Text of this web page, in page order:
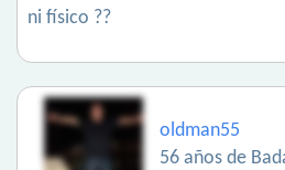
ni físico ??
oldman55
56 años de